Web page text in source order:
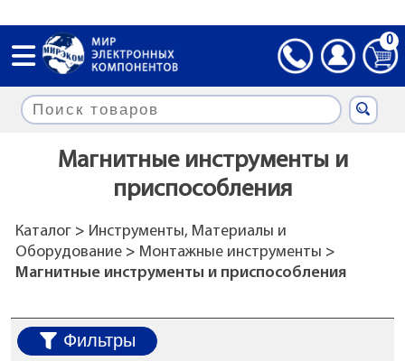
0
Магнитные инструменты и
приспособления
Каталог> Инструменты, Материалы и
Оборудование> Монтажные инструменты >
Магнитные инструменты и приспособления
Фильтры